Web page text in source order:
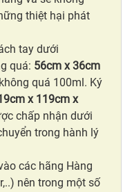
thiệt hại phát
tay dưới
quá: 56cm x 36cm
quá 100ml. Ký
x 119cm x
chấp nhận dưới
trong hành lý
các hãng Hàng
nên trong một số